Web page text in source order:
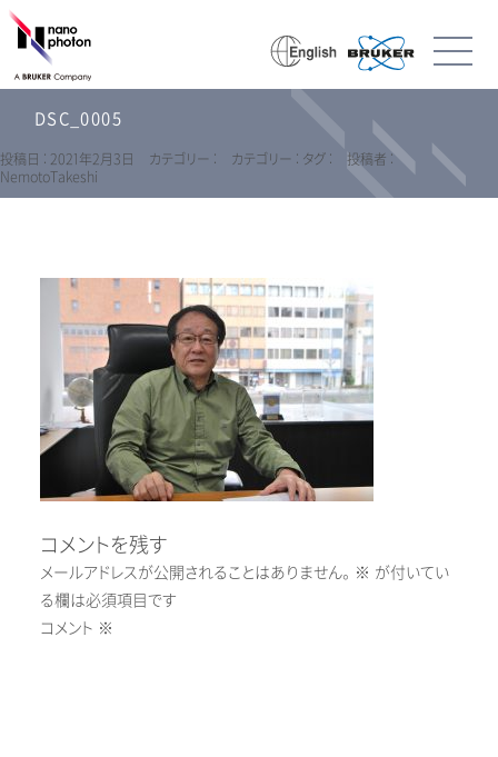
DSC_0005
投稿日 : 2021年2月3日 カテゴリー : カテゴリー : タグ :
投稿者 :
NemotoTakeshi
コメントを残す
メールアドレスが公開されることはありません。 ※ が付いてい
る欄は必須項目です
コメント ※